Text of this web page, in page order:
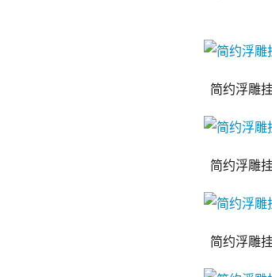
简约浮雕
简约浮雕
简约浮雕